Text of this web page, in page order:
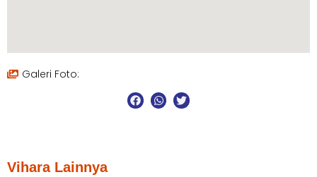
Galeri Foto:
Vihara Lainnya